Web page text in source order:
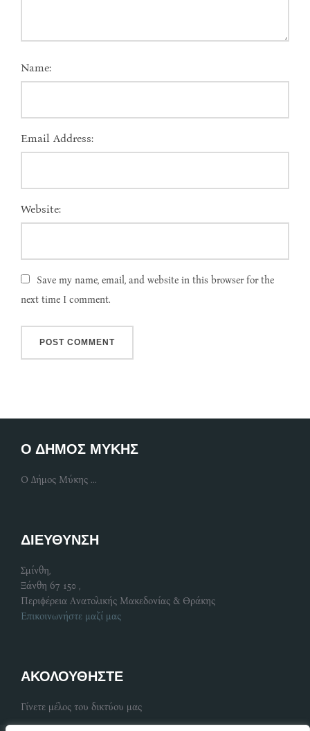
Name:
Email Address:
Website:
Save my name, email, and website in this browser for the
next time I comment.
Ο ΔΗΜΟΣ ΜΥΚΗΣ
Ο Δήμος Μύκης ...
ΔΙΕΥΘΥΝΣΗ
Σμίνθη,
Ξάνθη 67 150 ,
Περιφέρεια Ανατολικής Μακεδονίας & Θράκης
Επικοινωνήστε μαζί μας
ΑΚΟΛΟΥΘΗΣΤΕ
Γίνετε μέλος του δικτύου μας